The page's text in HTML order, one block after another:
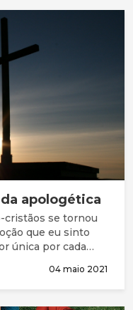
apologética
cristãos se tornou
que eu sinto
única por cada
queridos
os meus
04 maio 2021